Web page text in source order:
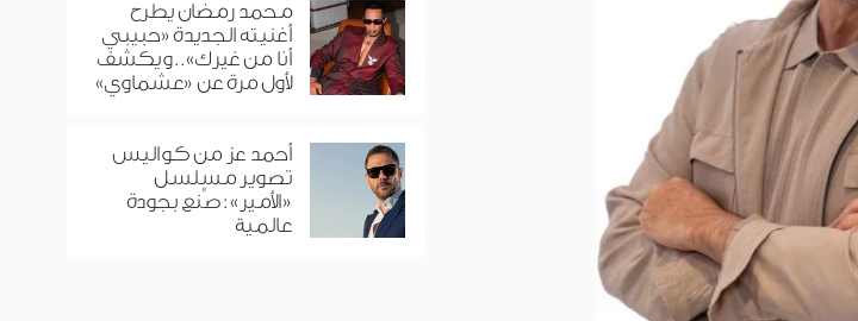
محمد رمضان يطرح
أغنيته الجديدة «حبيبي
أنا من غيرك».. ويكشف
لأول مرة عن «عشماوي»
أحمد عز من كواليس
تصوير مسلسل
«الأمير»: صُنع بجودة
عالمية